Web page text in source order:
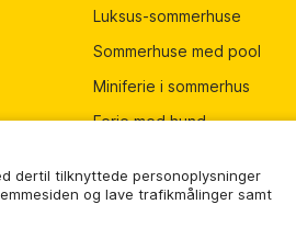
dertil tilknyttede personoplysninger
og lave trafikmålinger samt
Luksus-sommerhuse
Sommerhuse med pool
Miniferie i sommerhus
Ferie med hund
Møde i sommerhus